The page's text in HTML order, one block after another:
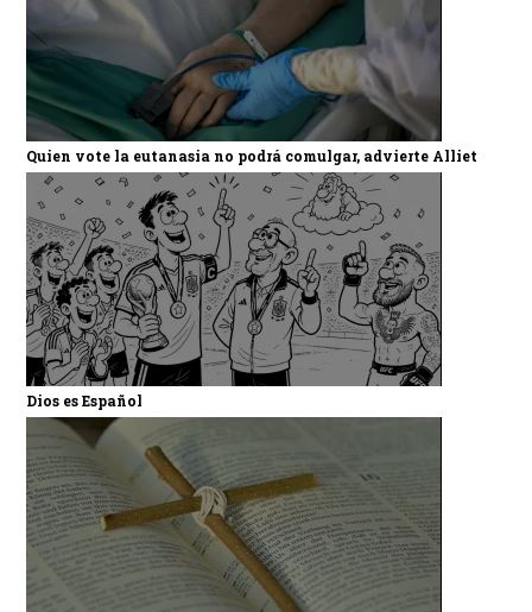
Quien vote la eutanasia no podrá comulgar, advierte Alliet
Dios es Español